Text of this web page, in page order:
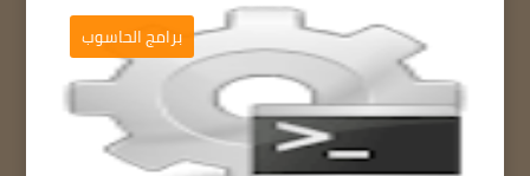
برامج الحاسوب